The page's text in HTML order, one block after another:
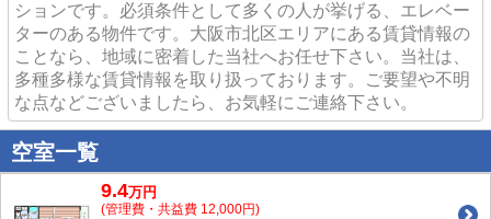
ションです。必須条件として多くの人が挙げる、エレベー
ターのある物件です。大阪市北区エリアにある賃貸情報の
ことなら、地域に密着した当社へお任せ下さい。当社は、
多種多様な賃貸情報を取り扱っております。ご要望や不明
な点などございましたら、お気軽にご連絡下さい。
空室一覧
9.4万円
(管理費・共益費 12,000円)